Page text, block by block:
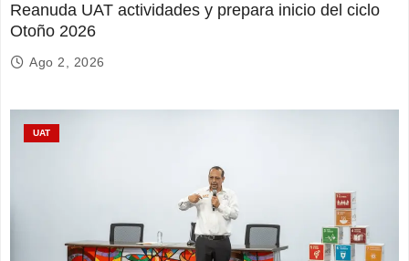
Reanuda UAT actividades y prepara inicio del ciclo
Otoño 2026
Ago 2, 2026
UAT